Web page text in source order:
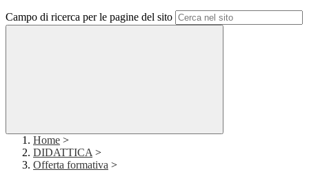
Campo di ricerca per le pagine del sito
Home >
DIDATTICA >
Offerta formativa >